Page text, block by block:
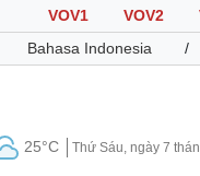
VOV1 VOV2
Bahasa Indonesia /
25°C Thứ Sáu, ngày 7